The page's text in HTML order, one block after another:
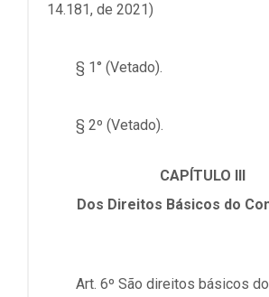
14.181, de 2021)
§ 1° (Vetado).
§ 2º (Vetado).
CAPÍTULO III
Dos Direitos Básicos do
Art. 6º São direitos básicos do